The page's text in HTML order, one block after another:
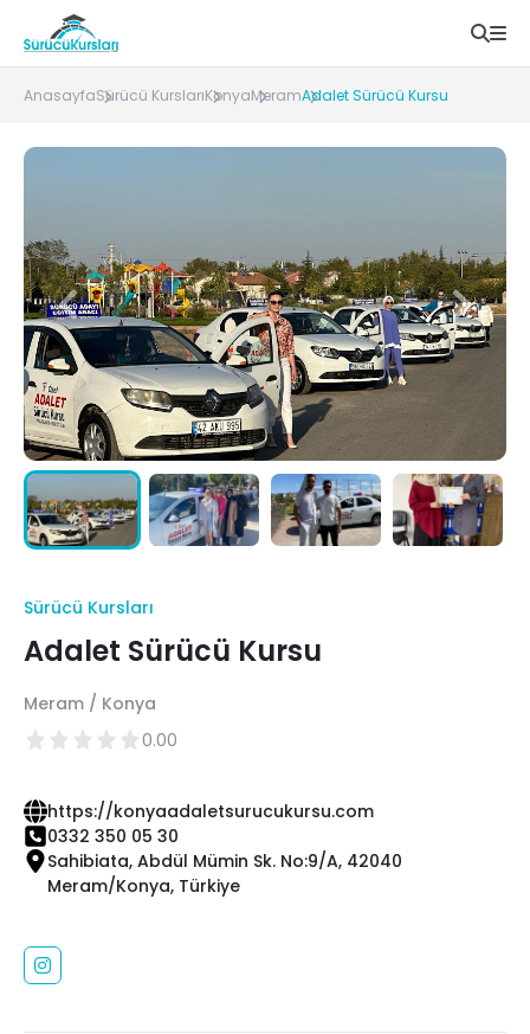
AnasayfaSürücü KurslarıKonyaMeramAdalet Sürücü Kursu
Sürücü Kursları
Adalet Sürücü Kursu
Meram / Konya
0.00
https://konyaadaletsurucukursu.com
0332 350 05 30
Sahibiata, Abdül Mümin Sk. No:9/A, 42040
Meram/Konya, Türkiye